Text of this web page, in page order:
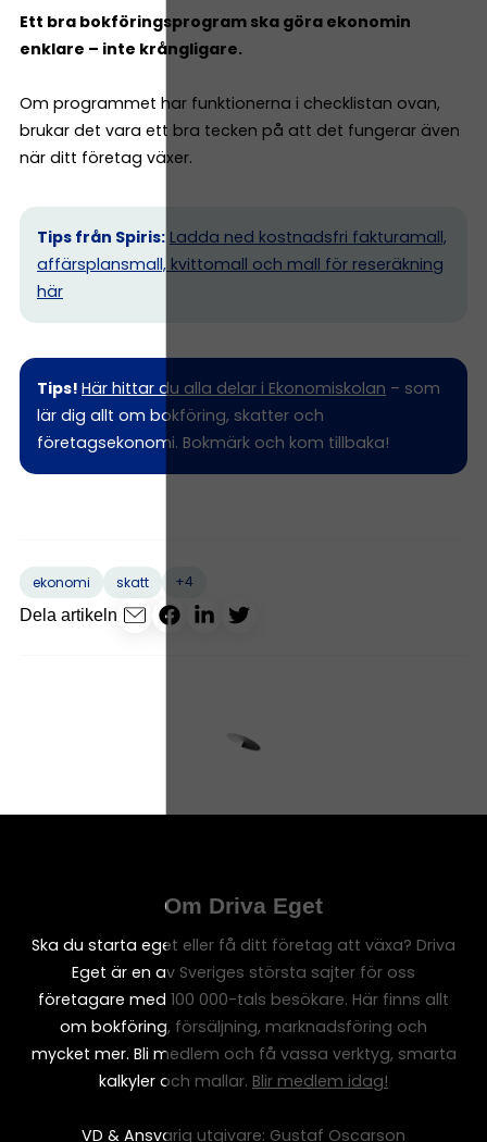
Ett bra bokföringsprogram ska göra ekonomin
enklare – inte krångligare.
Om programmet har funktionerna i checklistan ovan,
brukar det vara ett bra tecken på att det fungerar även
när ditt företag växer.
Tips från Spiris: Ladda ned kostnadsfri fakturamall,
affärsplansmall, kvittomall och mall för reseräkning
här
Tips! Här hittar du alla delar i Ekonomiskolan – som
lär dig allt om bokföring, skatter och
företagsekonomi. Bokmärk och kom tillbaka!
ekonomi skatt
+4
Dela artikeln
Om Driva Eget
Ska du starta eget eller få ditt företag att växa? Driva
Eget är en av Sveriges största sajter för oss
företagare med 100 000-tals besökare. Här finns allt
om bokföring, försäljning, marknadsföring och
mycket mer. Bli medlem och få vassa verktyg, smarta
kalkyler och mallar. Blir medlem idag!
VD & Ansvarig utgivare: Gustaf Oscarson